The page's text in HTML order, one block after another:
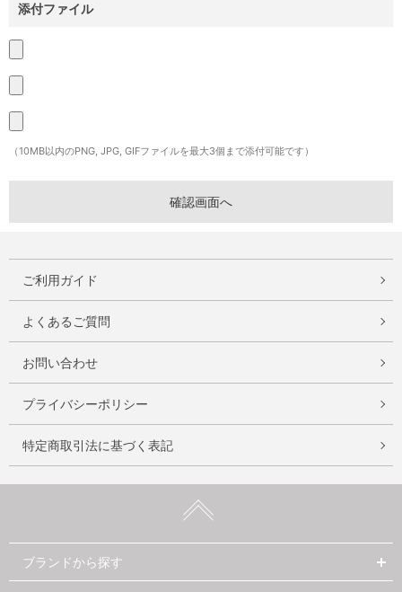
添付ファイル
（10MB以内のPNG, JPG, GIFファイルを最大3個まで添付可能です）
ご利用ガイド
よくあるご質問
お問い合わせ
プライバシーポリシー
特定商取引法に基づく表記
ブランドから探す